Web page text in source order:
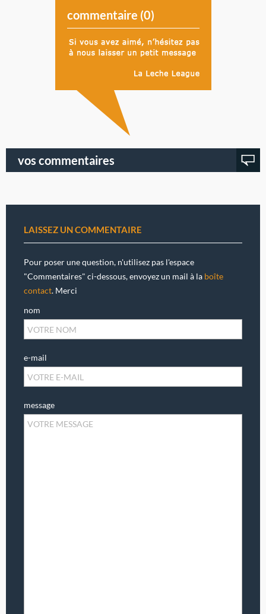
commentaire (0)
vos commentaires
LAISSEZ UN COMMENTAIRE
Pour poser une question, n'utilisez pas l'espace
"Commentaires" ci-dessous, envoyez un mail à la boîte
contact. Merci
nom
e-mail
message